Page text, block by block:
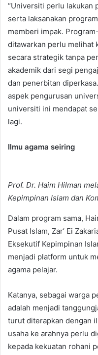
“Universiti perlu lakukan
serta laksanakan
memberi impak.
ditawarkan perlu melihat
secara strategik tanpa
akademik dari segi
dan penerbitan
aspek pengurusan
universiti ini mendapat
lagi.
Ilmu agama seiring
Prof. Dr. Haim Hilman
Kepimpinan Islam dan
Dalam program sama,
Pusat Islam, Zar’ Ei
Eksekutif Kepimpinan
menjadi platform untuk
agama pelajar.
Katanya, sebagai warga
adalah menjadi
turut diterapkan dengan
usaha ke arahnya perlu
kepada kekuatan rohani